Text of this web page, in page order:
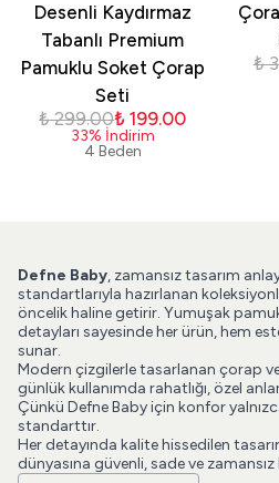
Desenli Kaydırmaz
Tabanlı Premium
Pamuklu Soket Çorap
Seti
₺ 299.00₺ 199.00
33% İndirim
4 Beden
₺
Defne Baby, zamansız tasarım
standartlarıyla hazırlanan
öncelik haline getirir. Yumuşak
detayları sayesinde her ürün, hem
sunar.
Modern çizgilerle tasarlanan çorap
günlük kullanımda rahatlığı, özel
Çünkü Defne Baby için konfor
standarttır.
Her detayında kalite hissedilen
dünyasına güvenli, sade ve